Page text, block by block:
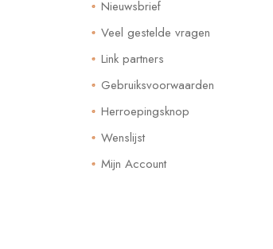
Nieuwsbrief
Veel gestelde vragen
Link partners
Gebruiksvoorwaarden
Herroepingsknop
Wenslijst
Mijn Account